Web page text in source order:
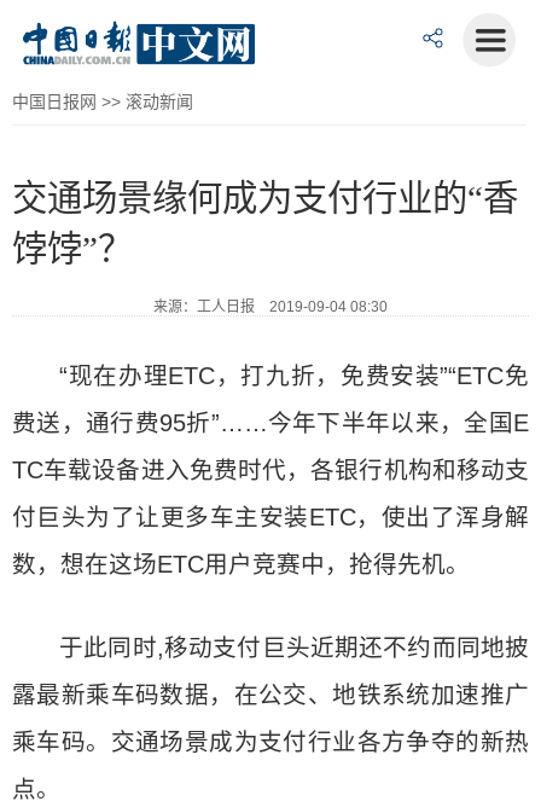
中国日报网 >> 滚动新闻
交通场景缘何成为支付行业的“香
饽饽”？
来源：工人日报 2019-09-04 08:30
“现在办理ETC，打九折，免费安装”“ETC免
费送，通行费95折”……今年下半年以来，全国E
TC车载设备进入免费时代，各银行机构和移动支
付巨头为了让更多车主安装ETC，使出了浑身解
数，想在这场ETC用户竞赛中，抢得先机。
于此同时,移动支付巨头近期还不约而同地披
露最新乘车码数据，在公交、地铁系统加速推广
乘车码。交通场景成为支付行业各方争夺的新热
点。